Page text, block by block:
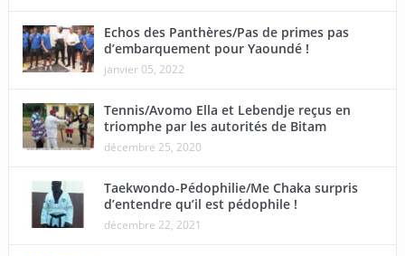
Echos des Panthères/Pas de primes pas
d’embarquement pour Yaoundé !
janvier 05, 2022
Tennis/Avomo Ella et Lebendje reçus en
triomphe par les autorités de Bitam
décembre 25, 2020
Taekwondo-Pédophilie/Me Chaka surpris
d’entendre qu’il est pédophile !
décembre 22, 2021